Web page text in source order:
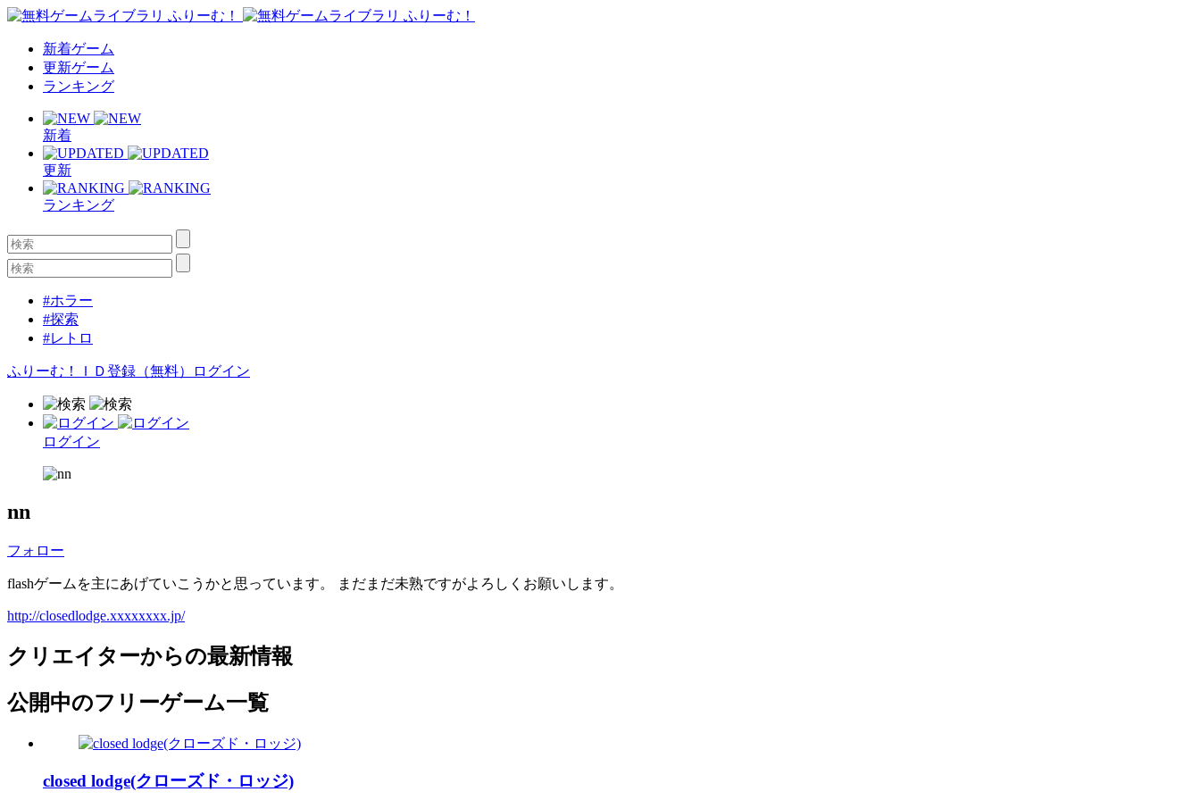
新着ゲーム
更新ゲーム
ランキング
新着
更新
ランキング
#ホラー
#探索
#レトロ
ふりーむ！ＩＤ登録（無料） ログイン
ログイン
nn
フォロー
flashゲームを主にあげていこうかと思っています。 まだまだ未熟ですがよろしくお願いします。
http://closedlodge.xxxxxxxx.jp/
クリエイターからの最新情報
公開中のフリーゲーム一覧
closed lodge(クローズド・ロッジ)